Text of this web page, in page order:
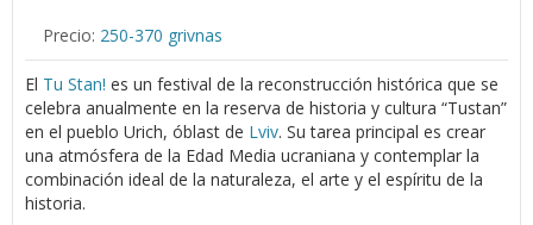
Precio: 250-370 grivnas
El Tu Stan! es un festival de la reconstrucción histórica que se
celebra anualmente en la reserva de historia y cultura “Tustan”
en el pueblo Urich, óblast de Lviv. Su tarea principal es crear
una atmósfera de la Edad Media ucraniana y contemplar la
combinación ideal de la naturaleza, el arte y el espíritu de la
historia.